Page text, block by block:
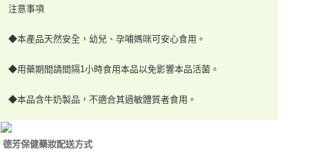
注意事項
◆本產品天然安全，幼兒、孕哺媽咪可安心食用。
◆用藥期間請間隔1小時食用本品以免影響本品活菌。
◆本品含牛奶製品，不適合其過敏體質者食用。
德芳保健藥妝配送方式